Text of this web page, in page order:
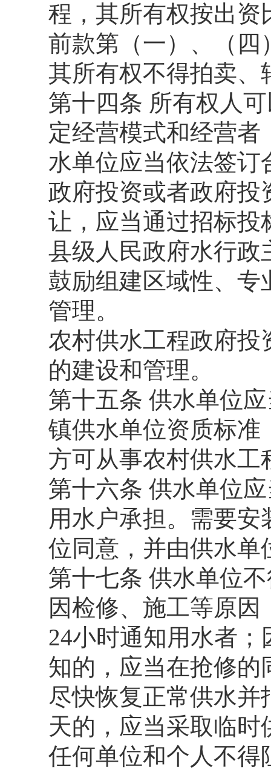
程，其所有权按出资
前款第（一）、（四
其所有权不得拍卖、
第十四条 所有权人
定经营模式和经营
水单位应当依法签订
政府投资或者政府
让，应当通过招标投
县级人民政府水行政
鼓励组建区域性、
管理。
农村供水工程政府投
的建设和管理。
第十五条 供水单位
镇供水单位资质标准
方可从事农村供水工
第十六条 供水单位
用水户承担。需要
位同意，并由供水单
第十七条 供水单位
因检修、施工等原
24小时通知用水者
知的，应当在抢修
尽快恢复正常供水
天的，应当采取临时
任何单位和个人不得